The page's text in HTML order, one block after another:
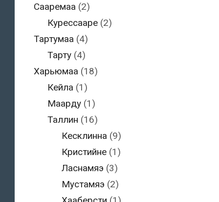
Сааремаа (2)
Курессааре (2)
Тартумаа (4)
Тарту (4)
Харьюмаа (18)
Кейла (1)
Маарду (1)
Таллин (16)
Кесклинна (9)
Кристийне(1)
Ласнамяэ (3)
Мустамяэ (2)